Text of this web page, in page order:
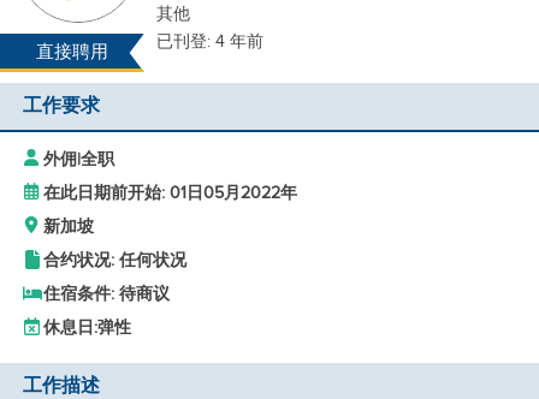
直接聘用
其他
已刊登: 4 年前
工作要求
外佣|全职
在此日期前开始: 01日05月2022年
新加坡
合约状况: 任何状况
住宿条件: 待商议
休息日:弹性
工作描述